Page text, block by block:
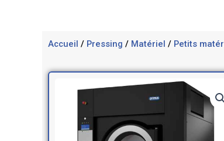
Accueil / Pressing / Matériel / Petits